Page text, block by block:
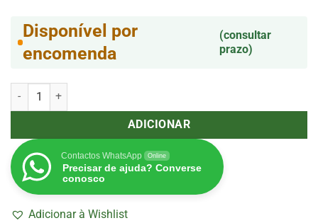
Disponível por
encomenda
(consultar
prazo)
Quantidade de Bolsa de Alumínio Sellable King (43x56cm)
ADICIONAR
Contactos WhatsApp Online
Precisar de ajuda? Converse
conosco
Adicionar à Wishlist